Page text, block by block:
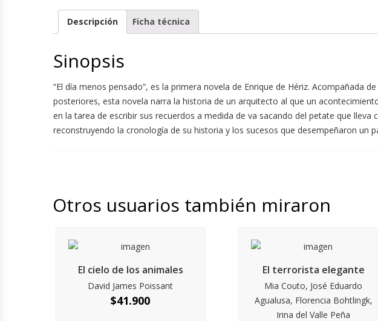
Descripción Ficha técnica
Sinopsis
“El día menos pensado”, es la primera novela de Enrique de Hériz. Acompañada
posteriores, esta novela narra la historia de un arquitecto al que un
en la tarea de escribir sus recuerdos a medida de va sacando del petate que
reconstruyendo la cronología de su historia y los sucesos que desempeñaron un
Otros usuarios también miraron
El cielo de los animales
David James Poissant
$41.900
El terrorista elegante
Mia Couto, José Eduardo
Agualusa, Florencia Bohtlingk,
Irina del Valle Peña